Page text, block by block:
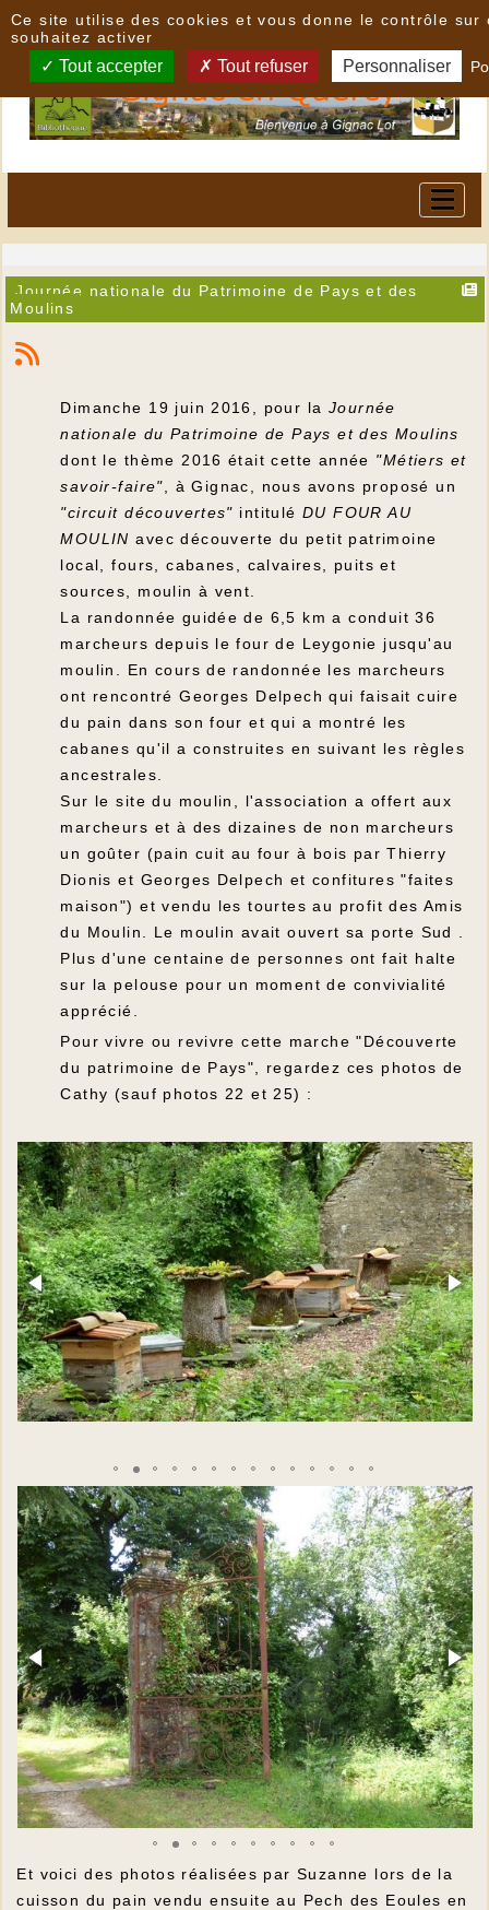
Journée nationale du Patrimoine de Pays et des
Moulins
Dimanche 19 juin 2016, pour la Journée
nationale du Patrimoine de Pays et des Moulins
dont le thème 2016 était cette année "Métiers et
savoir-faire", à Gignac, nous avons proposé un
"circuit découvertes" intitulé DU FOUR AU
MOULIN avec découverte du petit patrimoine
local, fours, cabanes, calvaires, puits et
sources, moulin à vent.
La randonnée guidée de 6,5 km a conduit 36
marcheurs depuis le four de Leygonie jusqu'au
moulin. En cours de randonnée les marcheurs
ont rencontré Georges Delpech qui faisait cuire
du pain dans son four et qui a montré les
cabanes qu'il a construites en suivant les règles
ancestrales.
Sur le site du moulin, l'association a offert aux
marcheurs et à des dizaines de non marcheurs
un goûter (pain cuit au four à bois par Thierry
Dionis et Georges Delpech et confitures "faites
maison") et vendu les tourtes au profit des Amis
du Moulin. Le moulin avait ouvert sa porte Sud .
Plus d'une centaine de personnes ont fait halte
sur la pelouse pour un moment de convivialité
apprécié.
Pour vivre ou revivre cette marche "Découverte
du patrimoine de Pays", regardez ces photos de
Cathy (sauf photos 22 et 25) :
Et voici des photos réalisées par Suzanne lors de la
cuisson du pain vendu ensuite au Pech des Eoules en
Ce site utilise des cookies et vous donne le contrôle sur
souhaitez activer
Tout accepter Tout refuser Personnaliser